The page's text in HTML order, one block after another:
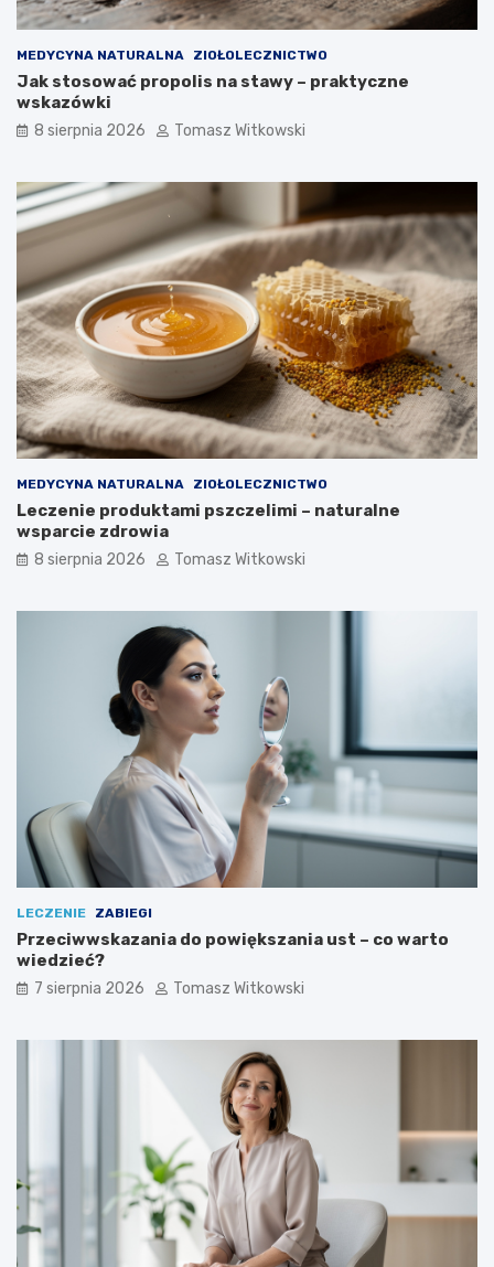
n
m
:
e
f
t
y
i
k
d
ł
u
g
o
m
o
ż
n
a
j
s
o
n
w
l
e
c
n
i
u
k
r
z
y
c
y
MEDYCYNA NATURALNA ZIOŁOLECZNICTWO
Jak stosować propolis na stawy – praktyczne
wskazówki
8 sierpnia 2026 Tomasz Witkowski
MEDYCYNA NATURALNA ZIOŁOLECZNICTWO
Leczenie produktami pszczelimi – naturalne
wsparcie zdrowia
8 sierpnia 2026 Tomasz Witkowski
LECZENIE ZABIEGI
Przeciwwskazania do powiększania ust – co warto
wiedzieć?
7 sierpnia 2026 Tomasz Witkowski